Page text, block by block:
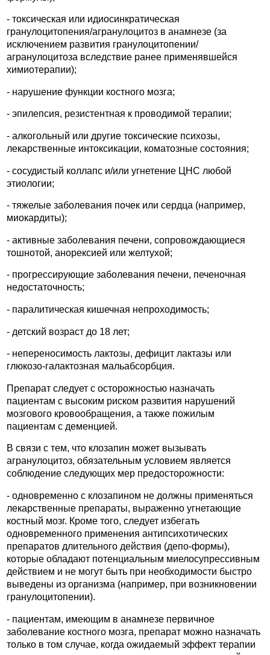
- токсическая или идиосинкратическая
гранулоцитопения/агранулоцитоз в анамнезе (за
исключением развития гранулоцитопении/
агранулоцитоза вследствие ранее применявшейся
химиотерапии);
- нарушение функции костного мозга;
- эпилепсия, резистентная к проводимой терапии;
- алкогольный или другие токсические психозы,
лекарственные интоксикации, коматозные состояния;
- сосудистый коллапс и/или угнетение ЦНС любой
этиологии;
- тяжелые заболевания почек или сердца (например,
миокардиты);
- активные заболевания печени, сопровождающиеся
тошнотой, анорексией или желтухой;
- прогрессирующие заболевания печени, печеночная
недостаточность;
- паралитическая кишечная непроходимость;
- детский возраст до 18 лет;
- непереносимость лактозы, дефицит лактазы или
глюкозо-галактозная мальабсорбция.
Препарат следует с осторожностью назначать
пациентам с высоким риском развития нарушений
мозгового кровообращения, а также пожилым
пациентам с деменцией.
В связи с тем, что клозапин может вызывать
агранулоцитоз, обязательным условием является
соблюдение следующих мер предосторожности:
- одновременно с клозапином не должны применяться
лекарственные препараты, выраженно угнетающие
костный мозг. Кроме того, следует избегать
одновременного применения антипсихотических
препаратов длительного действия (депо-формы),
которые обладают потенциальным миелосупрессивным
действием и не могут быть при необходимости быстро
выведены из организма (например, при возникновении
гранулоцитопении).
- пациентам, имеющим в анамнезе первичное
заболевание костного мозга, препарат можно назначать
только в том случае, когда ожидаемый эффект терапии